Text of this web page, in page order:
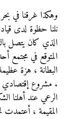
وهكذا غرقنا في
نلنا حظوة لدى
الذي كان يتصل
المتوقع في مجتمع
البطانة ، هزة
. مشروع إقتصادي
الرعي عند أهلنا
المقيمة ، أعتمدت